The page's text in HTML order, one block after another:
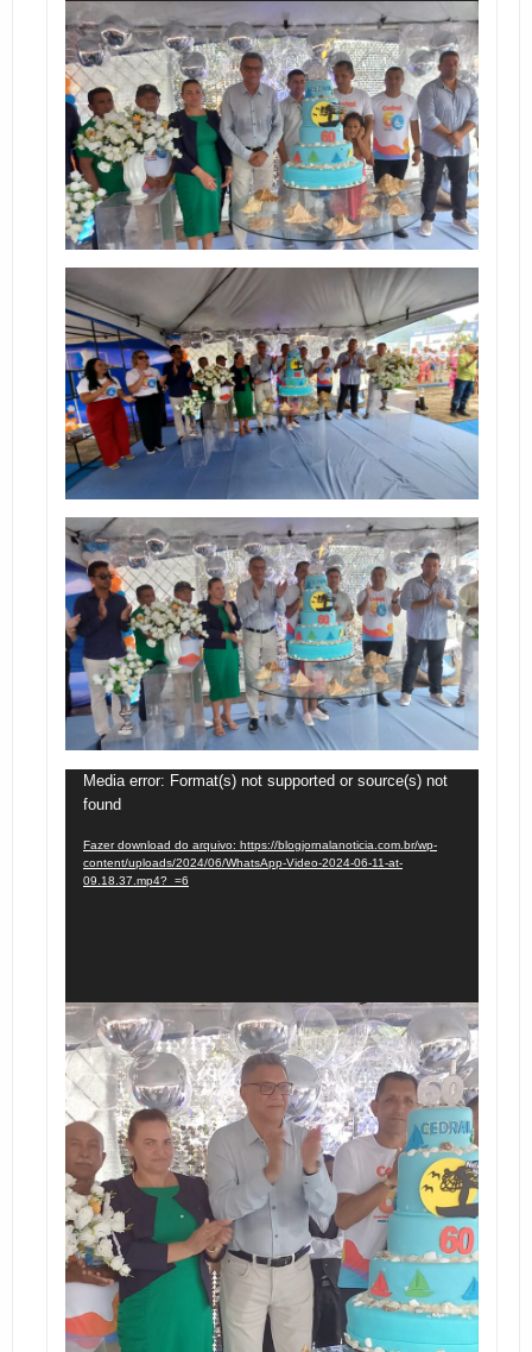
Tocador
de
vídeo
Media error: Format(s) not supported or source(s) not
found
Fazer download do arquivo: https://blogjornalanoticia.com.br/wp-
content/uploads/2024/06/WhatsApp-Video-2024-06-11-at-
09.18.37.mp4?_=6